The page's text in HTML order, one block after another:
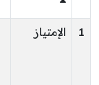
1 الإمتياز